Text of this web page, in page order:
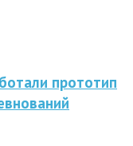
прототип